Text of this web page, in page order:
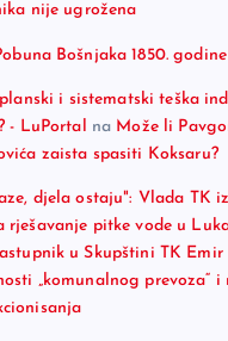
nije ugrožena
Bošnjaka 1850. godine
i sistematski teška
- LuPortal
na Može li
zaista spasiti Koksaru?
djela ostaju": Vlada TK
rješavanje pitke vode u
u Skupštini TK Emir
„komunalnog prevoza“ i